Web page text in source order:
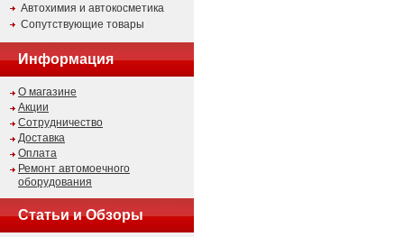
Автохимия и автокосметика
Сопутствующие товары
Информация
О магазине
Акции
Сотрудничество
Доставка
Оплата
Ремонт автомоечного
оборудования
Статьи и Обзоры